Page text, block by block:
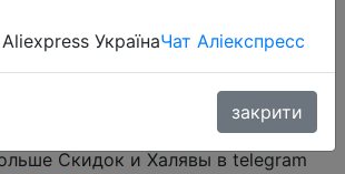
нашими сервисами -
Скидок и Халявы в telegram
УкраїнаЧат Аліекспресс
закрити